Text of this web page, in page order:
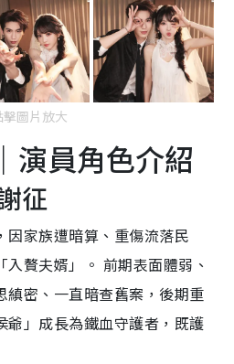
擊圖片放大
演員角色介紹
征
因家族遭暗算、重傷流落民
贅夫婿」。 前期表面體弱、
縝密、一直暗查舊案，後期重
爺」成長為鐵血守護者，既護